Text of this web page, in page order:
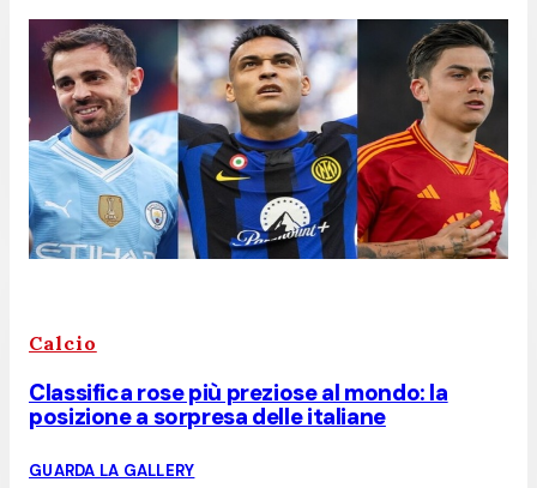
Calcio
Classifica rose più preziose al mondo: la
posizione a sorpresa delle italiane
GUARDA LA GALLERY